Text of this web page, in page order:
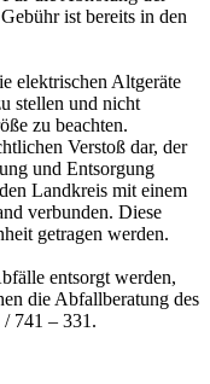
ist bereits in den
elektrischen Altgeräte
stellen und nicht
zu beachten.
Verstoß dar, der
und Entsorgung
Landkreis mit einem
verbunden. Diese
getragen werden.
entsorgt werden,
die Abfallberatung des
741 – 331.